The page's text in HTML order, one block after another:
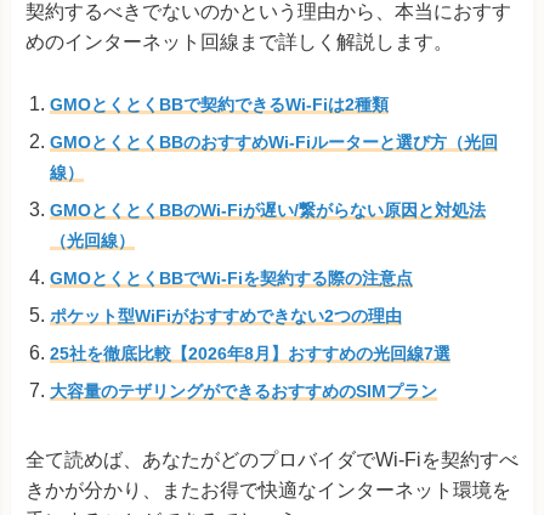
契約するべきでないのかという理由から、本当におすす
めのインターネット回線まで詳しく解説します。
GMOとくとくBBで契約できるWi-Fiは2種類
GMOとくとくBBのおすすめWi-Fiルーターと選び方（光回
線）
GMOとくとくBBのWi-Fiが遅い/繋がらない原因と対処法
（光回線）
GMOとくとくBBでWi-Fiを契約する際の注意点
ポケット型WiFiがおすすめできない2つの理由
25社を徹底比較【2026年8月】おすすめの光回線7選
大容量のテザリングができるおすすめのSIMプラン
全て読めば、あなたがどのプロバイダでWi-Fiを契約すべ
きかが分かり、またお得で快適なインターネット環境を